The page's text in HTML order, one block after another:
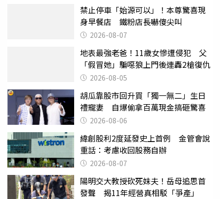
禁止停車「始源可以」！本尊驚喜現
身早餐店 鐵粉店長嚇傻尖叫
2026-08-07
地表最強老爸！11歲女慘遭侵犯 父
「假冒她」騙噁狼上門後連轟2槍復仇
2026-08-05
胡瓜靠股市回升買「獨一無二」生日
禮寵妻 自爆偷拿百萬現金搞砸驚喜
2026-08-06
緯創股利2度延發史上首例 金管會說
重話：考慮收回股務自辦
2026-08-07
陽明交大教授砍死妹夫！岳母追思首
發聲 揭11年經營真相駁「爭產」